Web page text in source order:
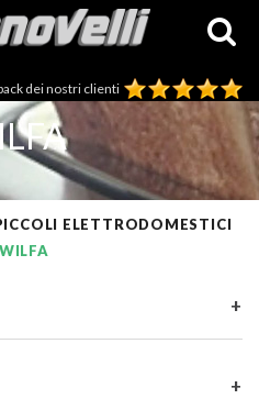
dei nostri clienti
ELETTRODOMESTICI
WILFA
+
+